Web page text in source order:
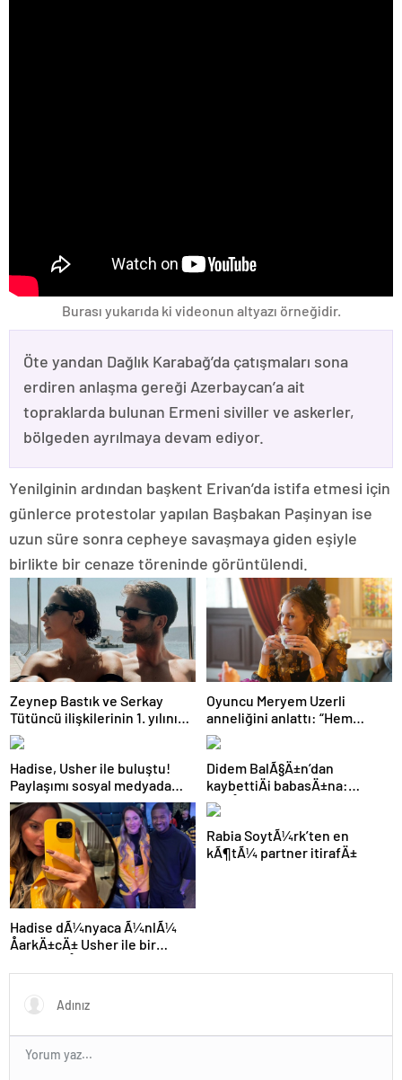
Burası yukarıda ki videonun altyazı örneğidir.
Öte yandan Dağlık Karabağ’da çatışmaları sona
erdiren anlaşma gereği Azerbaycan’a ait
topraklarda bulunan Ermeni siviller ve askerler,
bölgeden ayrılmaya devam ediyor.
Yenilginin ardından başkent Erivan’da istifa etmesi için
günlerce protestolar yapılan Başbakan Paşinyan ise
uzun süre sonra cepheye savaşmaya giden eşiyle
birlikte bir cenaze töreninde görüntülendi.
Zeynep Bastık ve Serkay
Tütüncü ilişkilerinin 1. yılını
kutladı
Oyuncu Meryem Uzerli
anneliğini anlattı: “Hem
disiplinli hem rahatım”
Hadise, Usher ile buluştu!
Paylaşımı sosyal medyada
gündem oldu
Didem BalÃ§Ä±n’dan
kaybettiÄi babasÄ±na:
GidiÅler hep Ã§ok erken
Hadise dÃ¼nyaca Ã¼nlÃ¼
ÅarkÄ±cÄ± Usher ile bir
Rabia SoytÃ¼rk’ten en
kÃ¶tÃ¼ partner itirafÄ±